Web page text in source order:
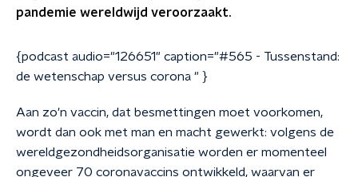
pandemie wereldwijd veroorzaakt.
{podcast audio="126651" caption="#565 - Tussenstand:
de wetenschap versus corona " }
Aan zo'n vaccin, dat besmettingen moet voorkomen,
wordt dan ook met man en macht gewerkt: volgens de
wereldgezondheidsorganisatie worden er momenteel
ongeveer 70 coronavaccins ontwikkeld, waarvan er